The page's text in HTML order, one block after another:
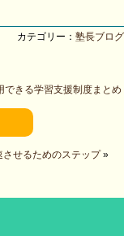
カテゴリー： 塾長ブログ
できる学習支援制度まとめ
させるためのステップ»